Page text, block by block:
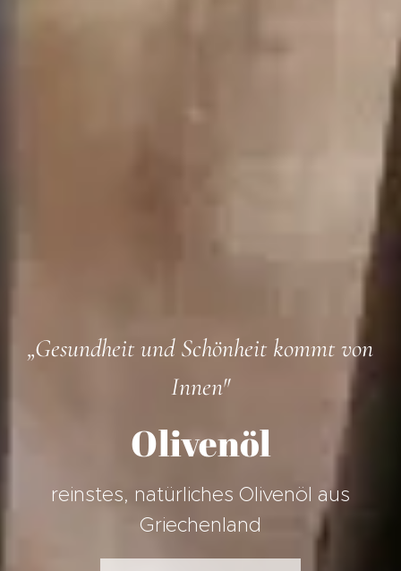
„Gesundheit und Schönheit kommt von
Innen"
Olivenöl
reinstes, natürliches Olivenöl aus
Griechenland